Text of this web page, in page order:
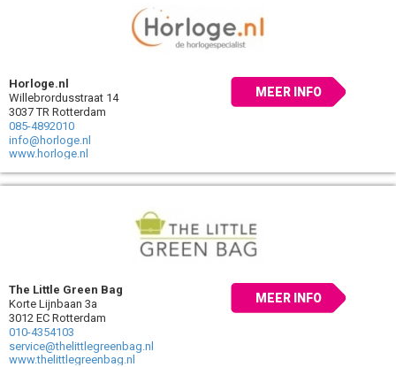
Horloge.nl
Willebrordusstraat 14
3037 TR Rotterdam
085-4892010
info@horloge.nl
www.horloge.nl
MEER INFO
The Little Green Bag
Korte Lijnbaan 3a
3012 EC Rotterdam
010-4354103
service@thelittlegreenbag.nl
www.thelittlegreenbag.nl
MEER INFO